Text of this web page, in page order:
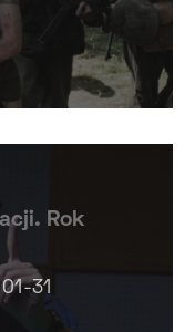
Rok
31